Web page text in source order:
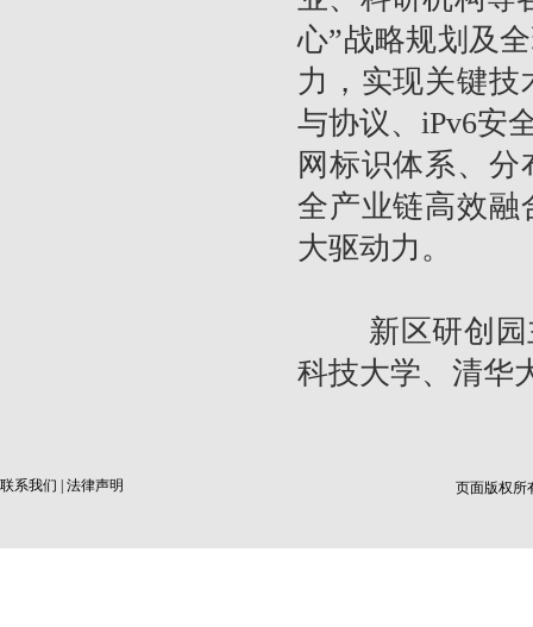
心”战略规划及
力，实现关键
与协议、iPv6安
网标识体系、
全产业链高效融
大驱动力。
新区研创园主
科技大学、清华
联系我们 法律声明 页面版权所